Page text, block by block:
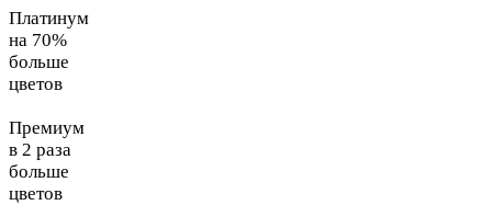
Платинум
на 70%
больше
цветов
Премиум
в 2 раза
больше
цветов